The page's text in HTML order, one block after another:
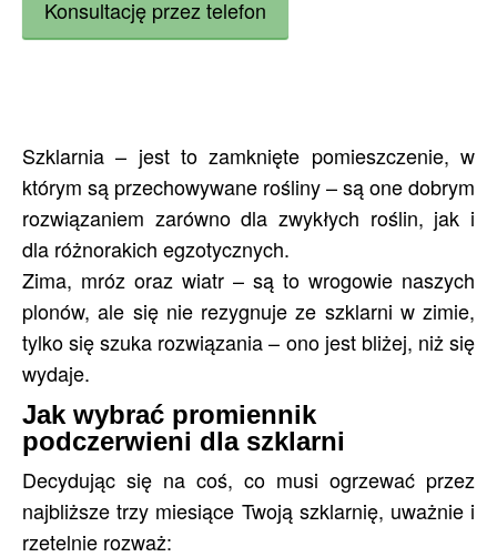
Ogrzewanie m2 (dodatkowe)* do
Konsultację przez telefon
Szklarnia – jest to zamknięte pomieszczenie, w
którym są przechowywane rośliny – są one dobrym
rozwiązaniem zarówno dla zwykłych roślin, jak i
dla różnorakich egzotycznych.
Zima, mróz oraz wiatr – są to wrogowie naszych
plonów, ale się nie rezygnuje ze szklarni w zimie,
tylko się szuka rozwiązania – ono jest bliżej, niż się
wydaje.
Jak wybrać promiennik
podczerwieni dla szklarni
Decydując się na coś, co musi ogrzewać przez
najbliższe trzy miesiące Twoją szklarnię, uważnie i
rzetelnie rozważ: